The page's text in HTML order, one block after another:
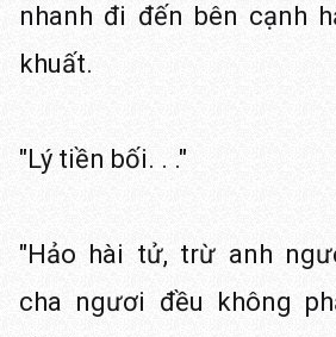
nhanh đi đến bên cạnh
khuất.
"Lý tiền bối. . ."
"Hảo hài tử, trừ anh
cha ngươi đều không